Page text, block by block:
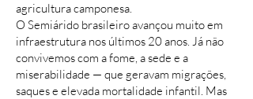
agricultura camponesa.
O Semiárido brasileiro avançou muito em
infraestrutura nos últimos 20 anos. Já não
convivemos com a fome, a sede e a
miserabilidade — que geravam migrações,
saques e elevada mortalidade infantil. Mas